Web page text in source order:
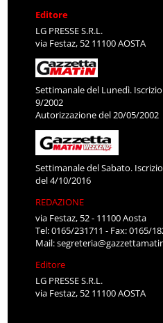
Editore
LG PRESSE S.R.L.
via Festaz, 52 11100 AOSTA
Settimanale del Lunedì.
9/2002
Autorizzazione del 20/05/2002
Settimanale del Sabato.
del 4/10/2016
REDAZIONE
via Festaz, 52 - 11100 Aosta
Tel: 0165/231711 - Fax: 0165/
Mail:
Editore
LG PRESSE S.R.L.
via Festaz, 52 11100 AOSTA